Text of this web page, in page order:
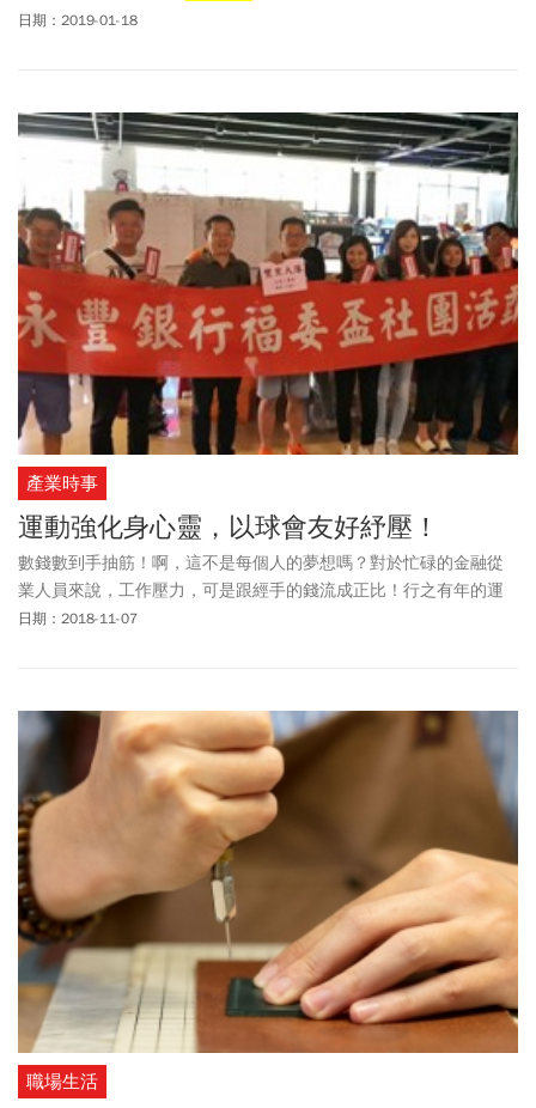
相聚，彼此的掛念常透過餽贈的伴手增溫了、提昇了，而這時一只
提到蘇格蘭威士忌，保樂力加集團旗下的「皇家禮炮」無論在造型
設計、酒廠聲望，以致品飲美味，再再都是高年份調和威士忌的領
導品牌，少有人能望其項背。
日期：2019-01-18
產業時事
運動強化身心靈，以球會友好紓壓！
數錢數到手抽筋！啊，這不是每個人的夢想嗎？對於忙碌的金融從
業人員來說，工作壓力，可是跟經手的錢流成正比！行之有年的運
動及休閒性社團，是永豐銀行員工的紓壓管道，更是業餘運動員培
日期：2018-11-07
職場生活